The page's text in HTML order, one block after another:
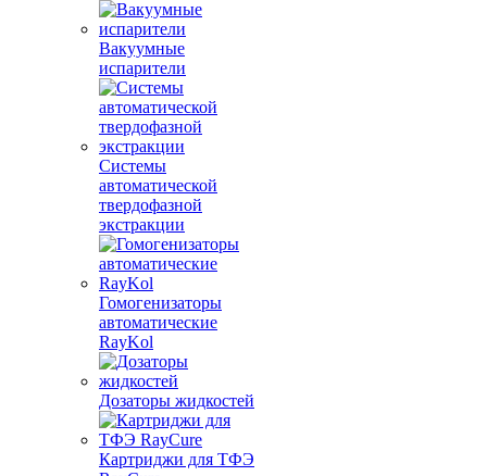
Вакуумные
испарители
Системы
автоматической
твердофазной
экстракции
Гомогенизаторы
автоматические
RayKol
Дозаторы жидкостей
Картриджи для ТФЭ